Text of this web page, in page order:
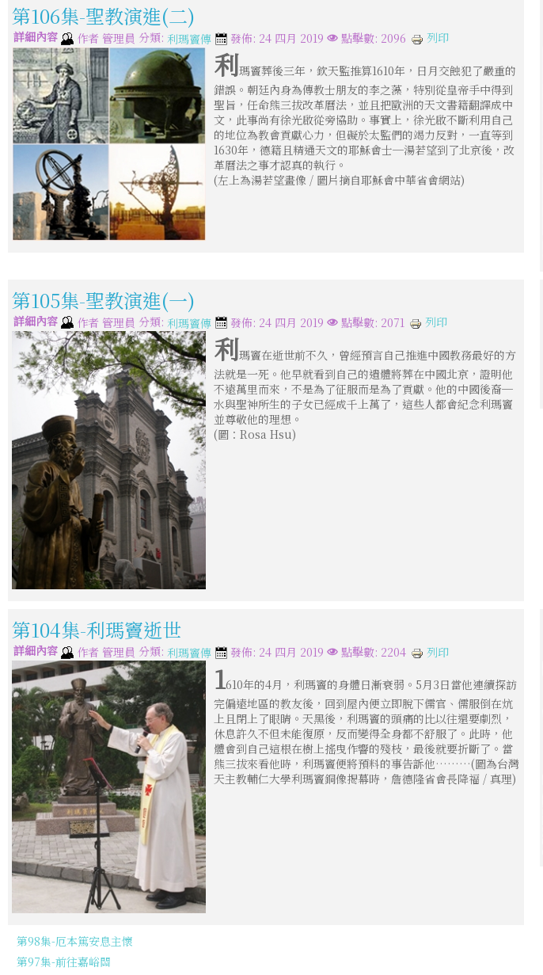
第106集-聖教演進(二)
詳細內容 作者 管理員 分類: 利瑪竇傳 發佈: 24 四月 2019 點擊數: 2096 列印
利瑪竇葬後三年，欽天監推算1610年，日月交蝕犯了嚴重的
錯誤。朝廷內身為傳教士朋友的李之藻，特別從皇帝手中得到
聖旨，任命熊三拔改革曆法，並且把歐洲的天文書籍翻譯成中
文，此事尚有徐光啟從旁協助。事實上，徐光啟不斷利用自己
的地位為教會貢獻心力，但礙於太監們的竭力反對，一直等到
1630年，德籍且精通天文的耶穌會士─湯若望到了北京後，改
革曆法之事才認真的執行。
(左上為湯若望畫像 / 圖片摘自耶穌會中華省會網站)
第105集-聖教演進(一)
詳細內容 作者 管理員 分類: 利瑪竇傳 發佈: 24 四月 2019 點擊數: 2071 列印
利瑪竇在逝世前不久，曾經預言自己推進中國教務最好的方
法就是一死。他早就看到自己的遺體將葬在中國北京，證明他
不遠萬里而來，不是為了征服而是為了貢獻。他的中國後裔─
水與聖神所生的子女已經成千上萬了，這些人都會紀念利瑪竇
並尊敬他的理想。
(圖：Rosa Hsu)
第104集-利瑪竇逝世
詳細內容 作者 管理員 分類: 利瑪竇傳 發佈: 24 四月 2019 點擊數: 2204 列印
1610年的4月，利瑪竇的身體日漸衰弱。5月3日當他連續探訪
完偏遠地區的教友後，回到屋內便立即脫下儒官、儒服倒在炕
上且閉上了眼睛。天黑後，利瑪竇的頭痛的比以往還要劇烈，
休息許久不但未能復原，反而變得全身都不舒服了。此時，他
體會到自己這根在樹上搖曳作響的殘枝，最後就要折斷了。當
熊三拔來看他時，利瑪竇便將預料的事告訴他………(圖為台灣
天主教輔仁大學利瑪竇銅像揭幕時，詹德隆省會長降福 / 真理)
第98集-厄本篤安息主懷
第97集-前往嘉峪關